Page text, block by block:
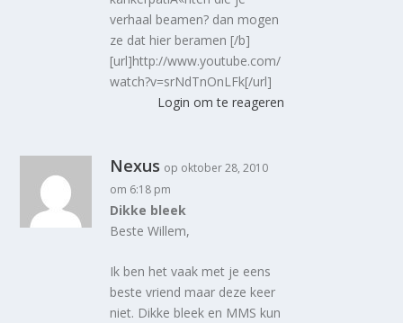
verhaal beamen? dan mogen
ze dat hier beramen [/b]
[url]http://www.youtube.com/
watch?v=srNdTnOnLFk[/url]
Login om te reageren
Nexus op oktober 28, 2010
om 6:18 pm
Dikke bleek
Beste Willem,
Ik ben het vaak met je eens
beste vriend maar deze keer
niet. Dikke bleek en MMS kun